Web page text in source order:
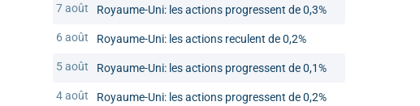
7 août Royaume-Uni: les actions progressent de 0,3%
6 août Royaume-Uni: les actions reculent de 0,2%
5 août Royaume-Uni: les actions progressent de 0,1%
4 août Royaume-Uni: les actions progressent de 0,2%